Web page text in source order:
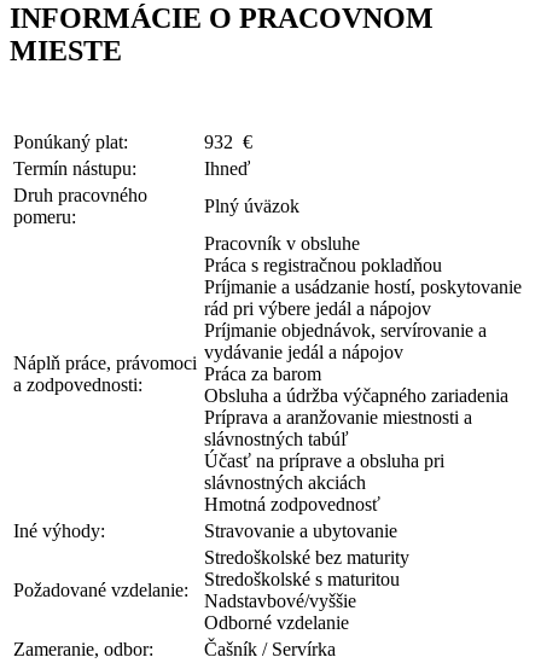
INFORMÁCIE O PRACOVNOM
MIESTE
Ponúkaný plat:
932 €
Termín nástupu:
Ihneď
Druh pracovného
pomeru:
Plný úväzok
Náplň práce, právomoci
a zodpovednosti:
Pracovník v obsluhe
Práca s registračnou pokladňou
Príjmanie a usádzanie hostí, poskytovanie
rád pri výbere jedál a nápojov
Príjmanie objednávok, servírovanie a
vydávanie jedál a nápojov
Práca za barom
Obsluha a údržba výčapného zariadenia
Príprava a aranžovanie miestnosti a
slávnostných tabúľ
Účasť na príprave a obsluha pri
slávnostných akciách
Hmotná zodpovednosť
Iné výhody:
Stravovanie a ubytovanie
Požadované vzdelanie:
Stredoškolské bez maturity
Stredoškolské s maturitou
Nadstavbové/vyššie
Odborné vzdelanie
Zameranie, odbor:
Čašník / Servírka